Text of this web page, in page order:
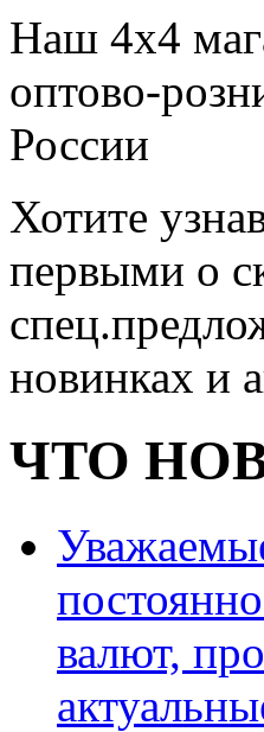
Наш 4x4
оптово-
России
Хотите
первыми о
новинках и
ЧТО
валют,